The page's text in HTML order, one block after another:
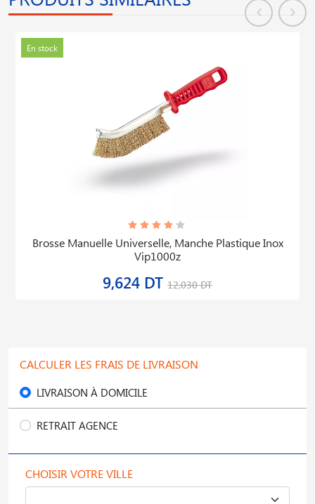
En stock
Brosse Manuelle Universelle, Manche Plastique Inox
Vip1000z
9,624 DT 12,030 DT
CALCULER LES FRAIS DE LIVRAISON
LIVRAISON À DOMICILE
RETRAIT AGENCE
CHOISIR VOTRE VILLE